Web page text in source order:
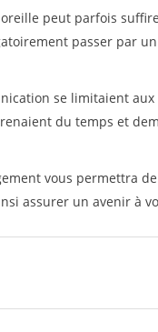
peut parfois
passer par
se limitaient
du temps et
vous permettra
assurer un avenir à